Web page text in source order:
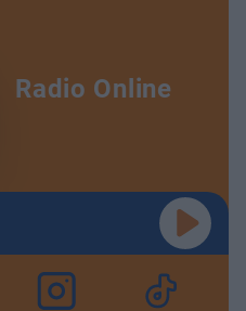
Radio Online